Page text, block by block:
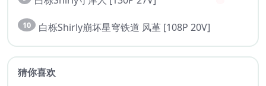
10 白栎Shirly崩坏星穹铁道 风堇 [108P 20V]
猜你喜欢